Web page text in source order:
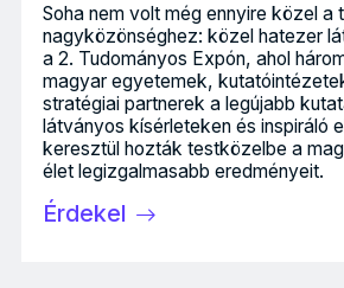
Soha nem volt még ennyire közel a
nagyközönséghez: közel hatezer
a 2. Tudományos Expón, ahol
magyar egyetemek,
stratégiai partnerek a legújabb
látványos kísérleteken és inspiráló
keresztül hozták testközelbe a
élet legizgalmasabb eredményeit.
Érdekel